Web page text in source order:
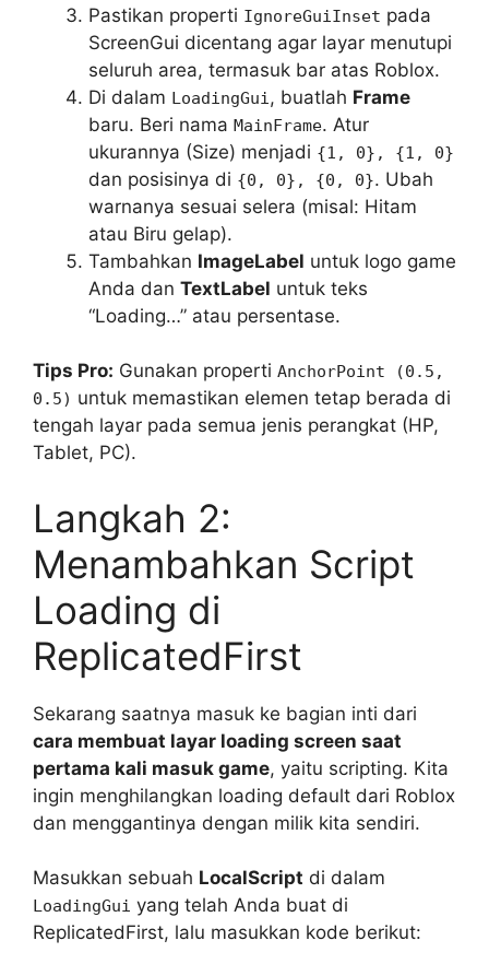
Pastikan properti IgnoreGuiInset pada
ScreenGui dicentang agar layar menutupi
seluruh area, termasuk bar atas Roblox.
Di dalam LoadingGui, buatlah Frame
baru. Beri nama MainFrame. Atur
ukurannya (Size) menjadi {1, 0}, {1, 0}
dan posisinya di {0, 0}, {0, 0}. Ubah
warnanya sesuai selera (misal: Hitam
atau Biru gelap).
Tambahkan ImageLabel untuk logo game
Anda dan TextLabel untuk teks
“Loading…” atau persentase.
Tips Pro: Gunakan properti AnchorPoint (0.5,
0.5) untuk memastikan elemen tetap berada di
tengah layar pada semua jenis perangkat (HP,
Tablet, PC).
Langkah 2:
Menambahkan Script
Loading di
ReplicatedFirst
Sekarang saatnya masuk ke bagian inti dari
cara membuat layar loading screen saat
pertama kali masuk game, yaitu scripting. Kita
ingin menghilangkan loading default dari Roblox
dan menggantinya dengan milik kita sendiri.
Masukkan sebuah LocalScript di dalam
LoadingGui yang telah Anda buat di
ReplicatedFirst, lalu masukkan kode berikut: